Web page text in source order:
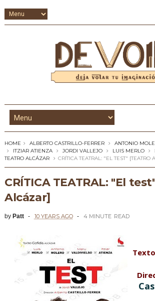
HOME ALBERTO CASTRILLO-FERRER ANTONIO
ITZIAR ATIENZA
JORDI VALLEJO LUIS MERLO
TEATRO ALCÁZAR
CRÍTICA TEATRAL: "EL TEST" [TEATRO
CRÍTICA TEATRAL: "El
Alcázar]
by Patt 10 YEARS AGO 4 MINUTE READ